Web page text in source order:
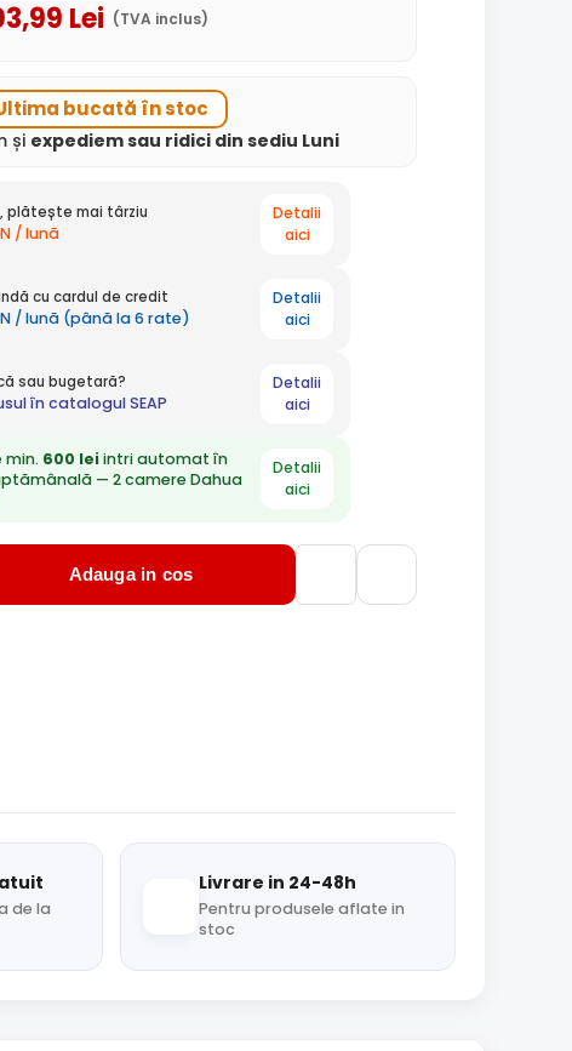
,99 Lei (TVA inclus)
bucată în stoc
și expediemsau ridici din sediu Luni
plătește mai târziu
/ lună
Detalii
aici
cu cardul de credit
/ lună (până la 6 rate)
Detalii
aici
sau bugetară?
în catalogul SEAP
Detalii
aici
min. 600 leiintri automat în
— 2 camere Dahua
Detalii
aici
Adauga in cos
de la
Livrare in 24-48h
Pentru produsele aflate in
stoc